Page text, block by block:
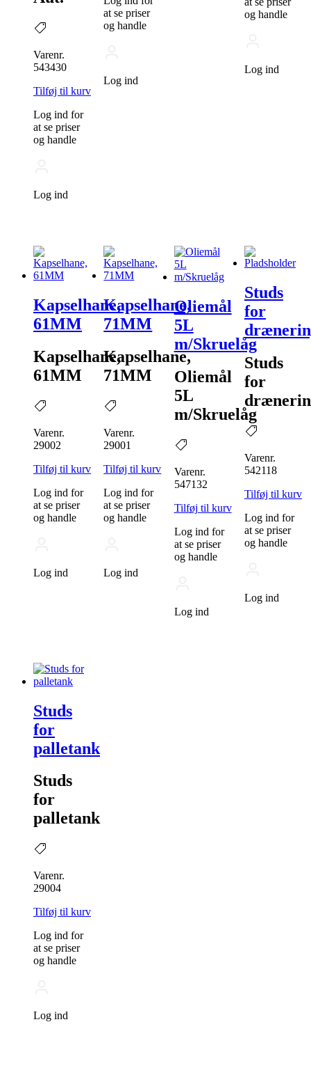
Varenr.
543430
Tilføj til kurv
Log ind for
at se priser
og handle
Log ind
at se priser
og handle
Log ind
og handle
Log ind
Kapselhane,
61MM
Kapselhane,
61MM
Varenr.
29002
Tilføj til kurv
Log ind for
at se priser
og handle
Log ind
Kapselhane,
71MM
Kapselhane,
71MM
Varenr.
29001
Tilføj til kurv
Log ind for
at se priser
og handle
Log ind
Oliemål
5L
m/Skruelåg
Oliemål
5L
m/Skruelåg
Varenr.
547132
Tilføj til kurv
Log ind for
at se priser
og handle
Log ind
Studs
for
Studs
for
Varenr.
542118
Tilføj til kurv
Log ind for
at se priser
og handle
Log ind
Studs
for
palletank
Studs
for
palletank
Varenr.
29004
Tilføj til kurv
Log ind for
at se priser
og handle
Log ind